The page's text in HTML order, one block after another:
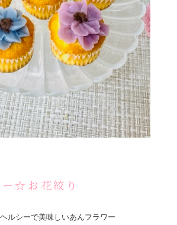
☆お花絞り
ルシーで美味しいあんフラワー